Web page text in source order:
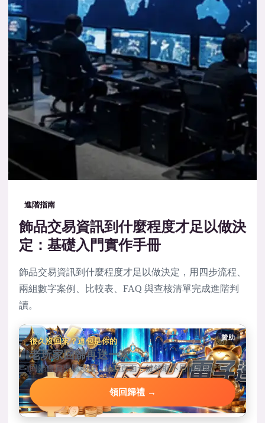
進階指南
飾品交易資訊到什麼程度才足以做決
定：基礎入門實作手冊
飾品交易資訊到什麼程度才足以做決定，用四步流程、
兩組數字案例、比較表、FAQ 與查核清單完成進階判
讀。
贊助
很久沒回來？這包是你的
老玩家回歸再送一次
回鍋會員專屬彩金，優惠頁面一鍵領取不用問客服。
領回歸禮 →